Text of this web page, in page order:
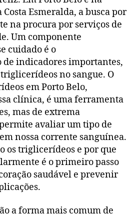
Esmeralda, a busca por
na procura por serviços de
Um componente
cuidado é o
de indicadores importantes,
no sangue. O
em Porto Belo,
clínica, é uma ferramenta
mas de extrema
avaliar um tipo de
nossa corrente sanguínea.
os triglicerídeos e por que
é o primeiro passo
saudável e prevenir
a forma mais comum de